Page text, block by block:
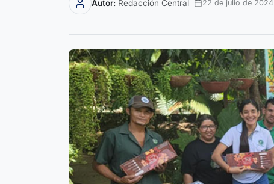
Autor: Redacción Central 22 de julio de 2024